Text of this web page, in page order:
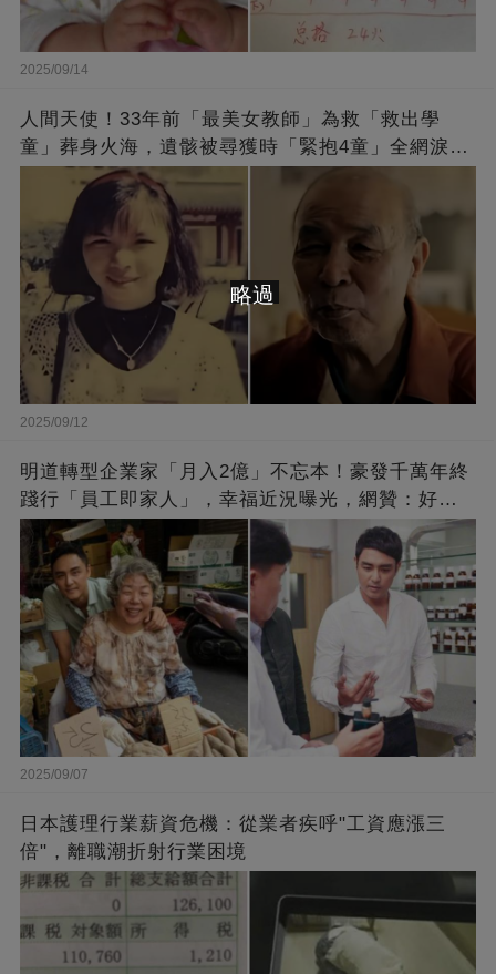
2025/09/14
人間天使！33年前「最美女教師」為救「救出學
童」葬身火海，遺骸被尋獲時「緊抱4童」全網淚
崩：真正的英雄不該被遺忘
2025/09/12
明道轉型企業家「月入2億」不忘本！豪發千萬年終
踐行「員工即家人」，幸福近況曝光，網贊：好老
闆的福報
2025/09/07
日本護理行業薪資危機：從業者疾呼"工資應漲三
倍"，離職潮折射行業困境
略過